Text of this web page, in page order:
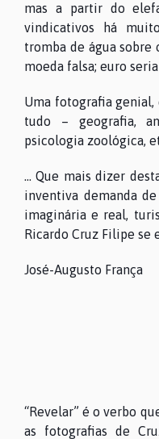
mas a partir do
vindicativos há
tromba de água sobre
moeda falsa; euro
Uma fotografia genial,
tudo – geografia,
psicologia zoológica,
... Que mais dizer
inventiva demanda
imaginária e real,
Ricardo Cruz Filipe se
José-Augusto França
“Revelar” é o verbo
as fotografias de